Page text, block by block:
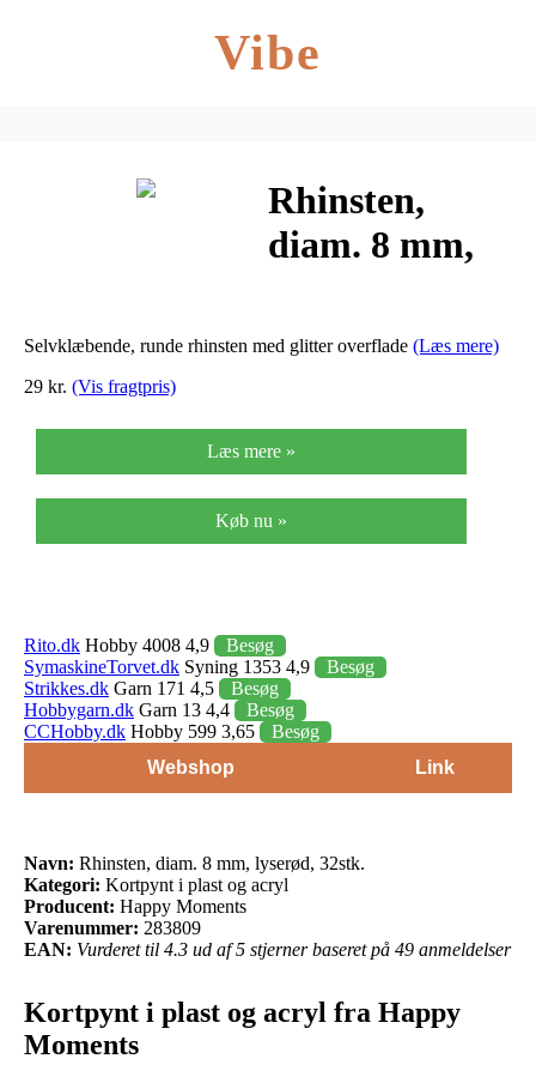
Vibe
Rhinsten,
diam. 8 mm,
Selvklæbende, runde rhinsten med glitter overflade (Læs mere)
29 kr. (Vis fragtpris)
Læs mere »
Køb nu »
Rito.dk Hobby 4008 4,9
Besøg
SymaskineTorvet.dk Syning 1353 4,9
Besøg
Strikkes.dk Garn 171 4,5
Besøg
Hobbygarn.dk Garn 13 4,4
Besøg
CCHobby.dk Hobby 599 3,65
Besøg
Webshop
Link
Navn: Rhinsten, diam. 8 mm, lyserød, 32stk.
Kategori: Kortpynt i plast og acryl
Producent: Happy Moments
Varenummer: 283809
EAN: Vurderet til 4.3 ud af 5 stjerner baseret på 49 anmeldelser
Kortpynt i plast og acryl fra Happy
Moments